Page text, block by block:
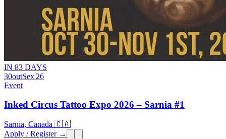
IN 83 DAYS
30outSex'26
Event
Inked Circus Tattoo Expo 2026 – Sarnia #1
Sarnia, Canada 🇨🇦
Apply / Register →